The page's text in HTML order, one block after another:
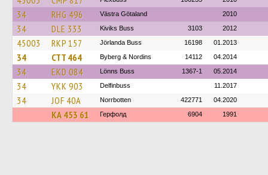
34 RHG 496 Västra Götaland 2010
34 DLE 333 Kiviks Buss 3103 2012
45003 RKP 157 Jörlanda Buss 16198 01.2013
34 CTT 464 Byberg & Nordins 14112 04.2014
34 EKD 084 Lönns Buss 1367-1 05.2014
34 YKK 903 Delfinbuss 11.2017
34 JOF 40A Norrbotten 422771 04.2020
КА 453 61 Герфолд 6904 1991